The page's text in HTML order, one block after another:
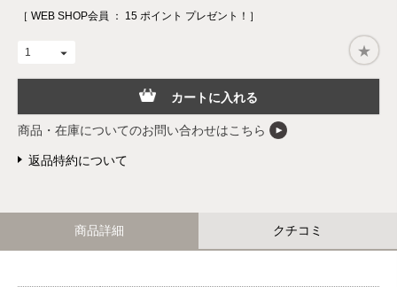
［ WEB SHOP会員 ： 15 ポイント プレゼント！］
カートに入れる
商品・在庫についてのお問い合わせはこちら
返品特約について
商品詳細 クチコミ